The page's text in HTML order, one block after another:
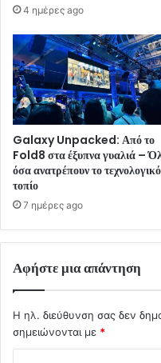
4 ημέρες ago
Galaxy Unpacked: Από το
Fold8 στα έξυπνα γυαλιά –
όσα ανατρέπουν το τεχνολογικό
τοπίο
7 ημέρες ago
Αφήστε μια απάντηση
Η ηλ. διεύθυνση σας δεν
σημειώνονται με *